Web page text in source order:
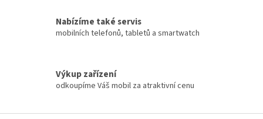
Nabízíme také servis
mobilních telefonů, tabletů a smartwatch
Výkup zařízení
odkoupíme Váš mobil za atraktivní cenu